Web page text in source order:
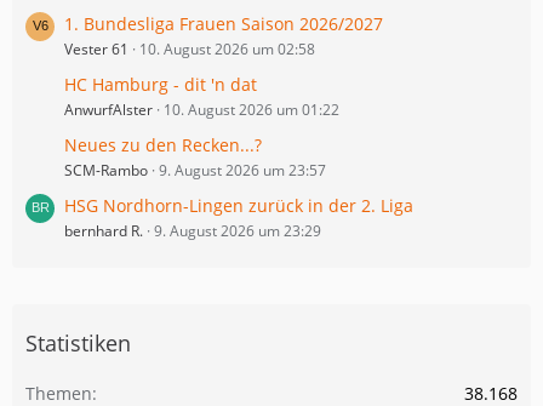
1. Bundesliga Frauen Saison 2026/2027
Vester 61 10. August 2026 um 02:58
HC Hamburg - dit 'n dat
AnwurfAlster 10. August 2026 um 01:22
Neues zu den Recken...?
SCM-Rambo 9. August 2026 um 23:57
HSG Nordhorn-Lingen zurück in der 2. Liga
bernhard R. 9. August 2026 um 23:29
Statistiken
Themen
38.168